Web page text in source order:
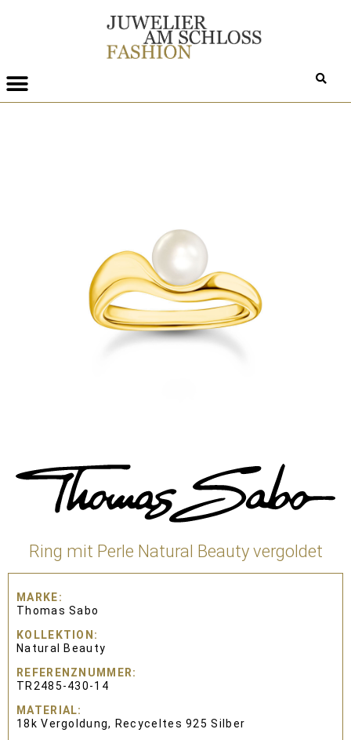
Ring mit Perle Natural Beauty vergoldet
MARKE
Thomas Sabo
KOLLEKTION
Natural Beauty
REFERENZNUMMER
TR2485-430-14
MATERIAL
18k Vergoldung, Recyceltes 925 Silber